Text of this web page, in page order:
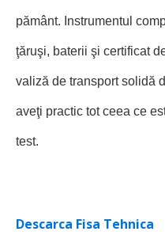
pământ. Instrumentul
ţăruşi, baterii şi certificat
valiză de transport solidă
aveţi practic tot ceea ce
test.
Descarca Fisa Tehnica